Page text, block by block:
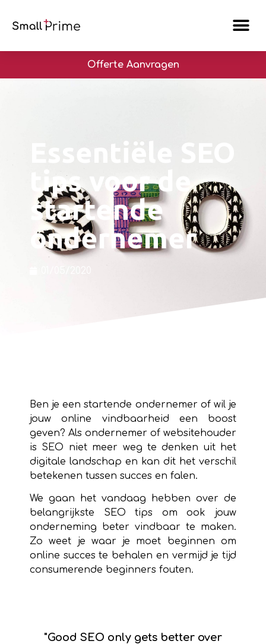
Offerte Aanvragen
Essentiële SEO
tips voor de
startende
ondernemer
01/05/2020
Ben je een startende ondernemer of wil je
jouw online vindbaarheid een boost
geven? Als ondernemer of websitehouder
is SEO niet meer weg te denken uit het
digitale landschap en kan dit het verschil
betekenen tussen succes en falen.
We gaan het vandaag hebben over de
belangrijkste SEO tips om ook jouw
onderneming beter vindbaar te maken.
Zo weet je waar je moet beginnen om
online succes te behalen en vermijd je tijd
consumerende beginners fouten.
"Good SEO only gets better over